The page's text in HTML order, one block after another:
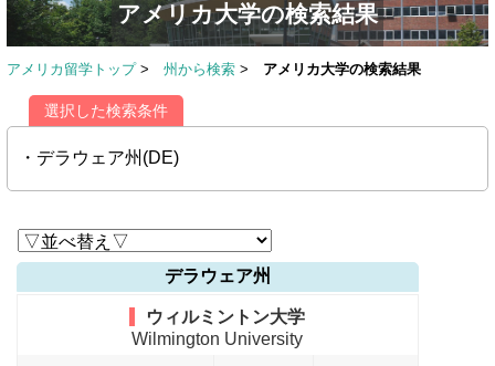
アメリカ大学の検索結果
アメリカ留学トップ > 州から検索 > アメリカ大学の検索結果
選択した検索条件
・デラウェア州(DE)
デラウェア州
ウィルミントン大学
Wilmington University